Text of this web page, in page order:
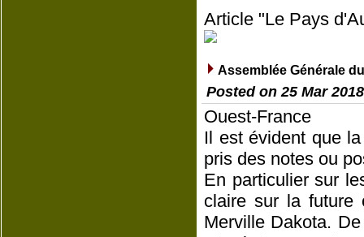
Article "Le Pays
Assemblée Générale
Posted on 25 Mar 2018
Ouest-France
Il est évident que
pris des notes ou
En particulier sur
claire sur la future
Merville Dakota.